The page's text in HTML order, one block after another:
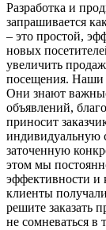
Разработка и
запрашивается
– это простой,
новых
увеличить
посещения. Наши
Они знают
объявлений,
приносит
индивидуальную
заточенную
этом мы
эффективности и
клиенты
решите заказать
не сомневаться в